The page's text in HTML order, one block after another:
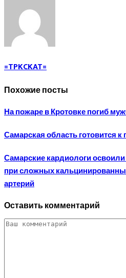
=TPKCKAT=
Похожие посты
На пожаре в Кротовке погиб
Самарская область готовится к
Самарские кардиологи
при сложных
артерий
Оставить комментарий